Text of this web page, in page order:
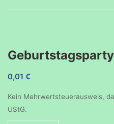
0,01 €
Kein Mehrwertsteuerausweis,
UStG.